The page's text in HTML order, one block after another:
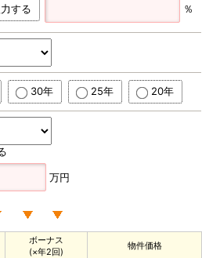
する ％
30年 25年 20年
万円
ボーナス
(×年2回)
物件価格